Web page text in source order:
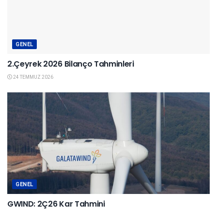
GENEL
2.Çeyrek 2026 Bilanço Tahminleri
24 TEMMUZ 2026
GENEL
GWIND: 2Ç26 Kar Tahmini